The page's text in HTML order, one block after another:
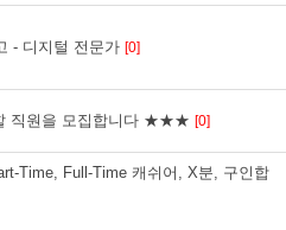
- 디지털 전문가 [0]
직원을 모집합니다 ★★★ [0]
Time, Full-Time 캐쉬어, X분, 구인합